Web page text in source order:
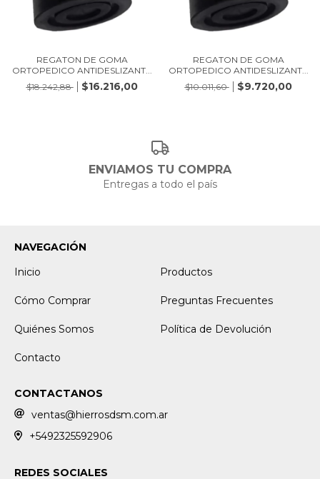
REGATON DE GOMA
ORTOPEDICO ANTIDESLIZANT...
$18.242,88
$16.216,00
REGATON DE GOMA
ORTOPEDICO ANTIDESLIZANT...
$10.011,60
$9.720,00
ENVIAMOS TU COMPRA
Entregas a todo el país
NAVEGACIÓN
Inicio
Productos
Cómo Comprar Preguntas Frecuentes
Quiénes Somos Política de Devolución
Contacto
CONTACTANOS
ventas@hierrosdsm.com.ar
+5492325592906
REDES SOCIALES